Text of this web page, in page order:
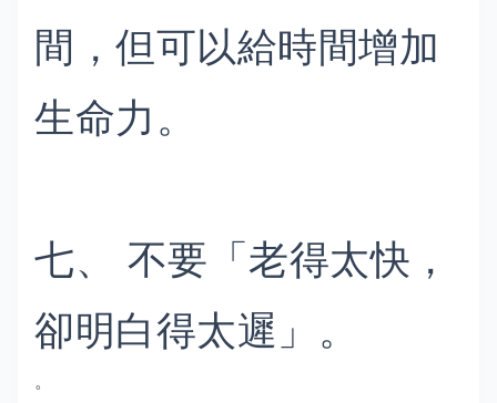
間，但可以給時間增加
生命力。
七、 不要「老得太快，
卻明白得太遲」。
。